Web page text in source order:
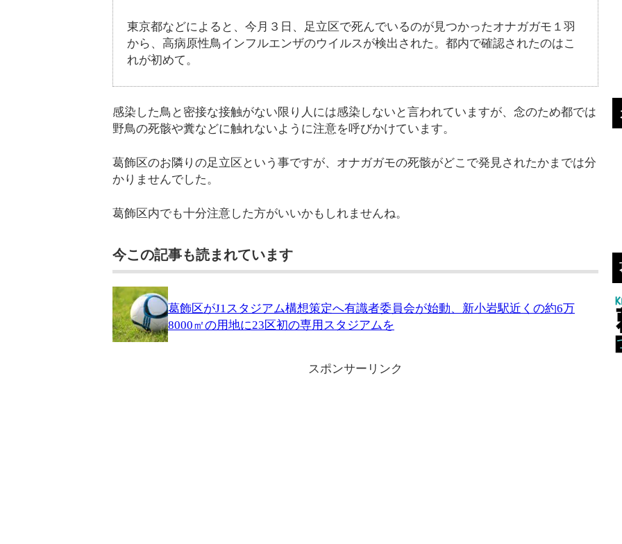
東京都などによると、今月３日、足立区で死んでいるのが見つかったオナガガモ１羽
から、高病原性鳥インフルエンザのウイルスが検出された。都内で確認されたのはこ
れが初めて。
感染した鳥と密接な接触がない限り人には感染しないと言われていますが、念のため都では
野鳥の死骸や糞などに触れないように注意を呼びかけています。
葛飾区のお隣りの足立区という事ですが、オナガガモの死骸がどこで発見されたかまでは分
かりませんでした。
葛飾区内でも十分注意した方がいいかもしれませんね。
今この記事も読まれています
葛飾区がJ1スタジアム構想策定へ有識者委員会が始動、新小岩駅近くの約6万
8000㎡の用地に23区初の専用スタジアムを
スポンサーリンク